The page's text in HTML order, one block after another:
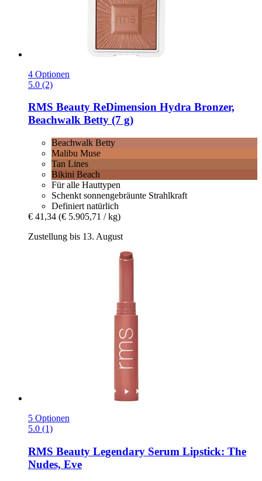
4 Optionen
5.0 (2)
RMS Beauty ReDimension Hydra Bronzer,
Beachwalk Betty (7 g)
Beachwalk Betty
Malibu Muse
Tan Lines
Bikini Beach
Für alle Hauttypen
Schenkt sonnengebräunte Strahlkraft
Definiert natürlich
€ 41,34 (€ 5.905,71 / kg)
Zustellung bis 13. August
5 Optionen
5.0 (1)
RMS Beauty Legendary Serum Lipstick: The
Nudes, Eve